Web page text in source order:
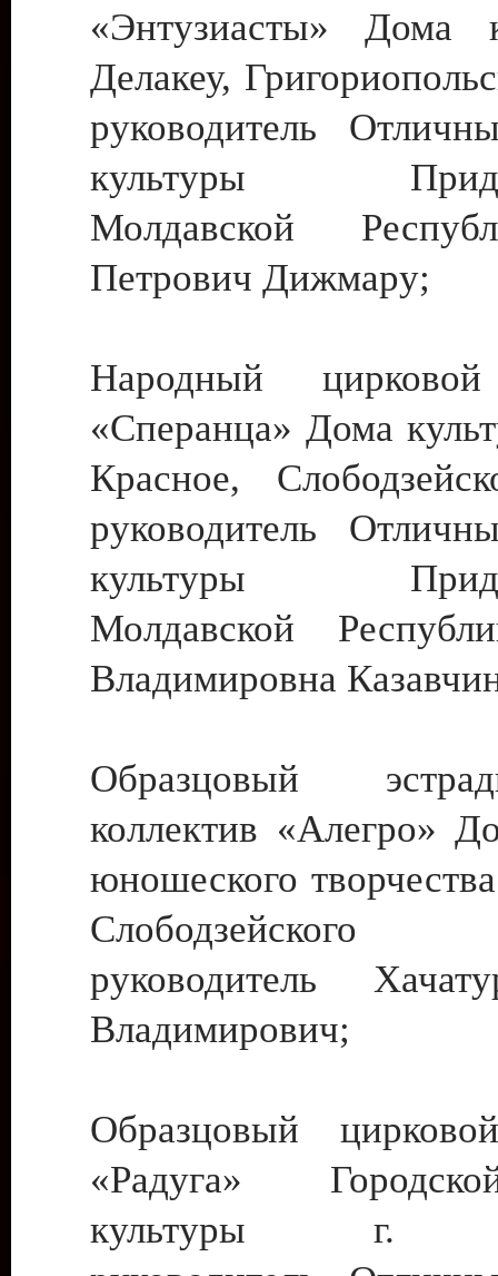
«Энтузиасты» Дома
Делакеу,
руководитель
культуры
Молдавской
Петрович Дижмару;
Народный цирковой
«Сперанца» Дома
Красное,
руководитель
культуры
Молдавской
Владимировна
Образцовый
коллектив «Алегро»
юношеского
руководитель
Владимирович;
Образцовый
«Радуга»
культуры г.